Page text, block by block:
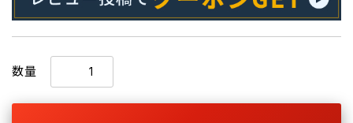
数量